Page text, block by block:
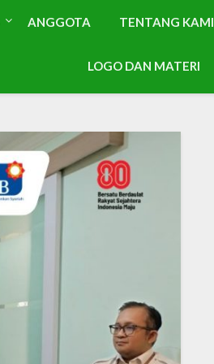
ANGGOTA TENTANG KAMI
LOGO DAN MATERI